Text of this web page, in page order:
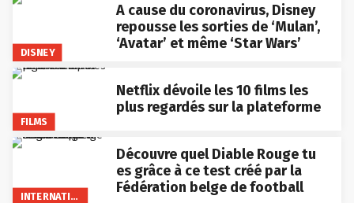
DISNEY
A cause du coronavirus, Disney
repousse les sorties de ‘Mulan’,
‘Avatar’ et même ‘Star Wars’
FILMS
Netflix dévoile les 10 films les
plus regardés sur la plateforme
INTERNATIONAL
Découvre quel Diable Rouge tu
es grâce à ce test créé par la
Fédération belge de football